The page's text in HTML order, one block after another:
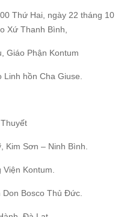
Thứ Hai, ngày 22 tháng 10
Xứ Thanh Bình,
Giáo Phận Kontum
hồn Cha Giuse.
Kim Sơn – Ninh Bình.
Kontum.
Bosco Thủ Đức.